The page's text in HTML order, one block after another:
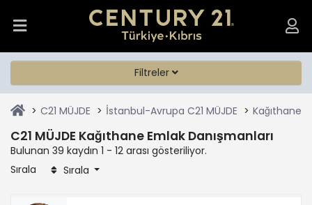
Filtreler
C21 MÜJDE İstanbul-Avrupa C21 MÜJDE Kağıthane
C21 MÜJDE Kağıthane Emlak Danışmanları
Bulunan 39 kaydın 1 - 12 arası gösteriliyor.
Sırala
Sırala